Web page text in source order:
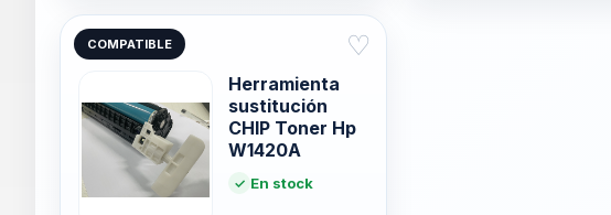
COMPATIBLE ♡
Herramienta
sustitución
CHIP Toner Hp
W1420A
En stock